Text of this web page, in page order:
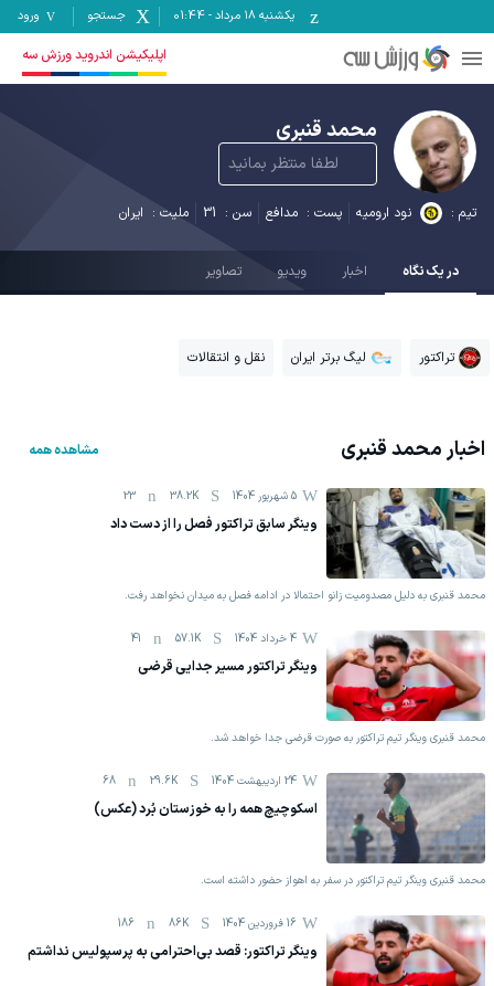
یکشنبه ۱۸ مرداد -
01:44 جستجو ورود
اپلیکیشن اندروید ورزش سه
محمد قنبری
لطفا منتظر بمانید
تیم : نود ارومیه پست : مدافع سن : 31 ملیت : ایران
در یک نگاه اخبار ویدیو تصاویر
تراکتور لیگ برتر ایران نقل و انتقالات
اخبارمحمد قنبری مشاهده همه
5 شهریور 1404 38.2K
23
وینگر سابق تراکتور فصل را از دست داد
محمد قنبری به دلیل مصدومیت زانو احتمالا در ادامه فصل به میدان نخواهد رفت.
4 خرداد 1404 57.1K
41
وینگر تراکتور مسیر جدایی قرضی
محمد قنبری وینگر تیم تراکتور به صورت قرضی جدا خواهد شد.
24 اردیبهشت 1404 29.6K
68
اسکوچیچ همه را به خوزستان بُرد (عکس)
محمد قنبری وینگر تیم تراکتور در سفر به اهواز حضور داشته است.
16 فروردين 1404 86K
186
وینگر تراکتور: قصد بی‌احترامی به پرسپولیس نداشتم